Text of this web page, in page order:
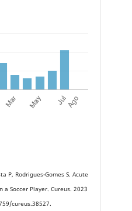
P, Rodrigues-Gomes S. Acute
Soccer Player. Cureus. 2023
cureus.38527.